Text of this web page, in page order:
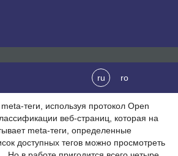
ru ro
Twitterизвлекают связанную веб-
, что позволяет отображать
meta-теги , используя протокол Open
веб-страниц, которая на
meta-теги, определенные
доступных тегов можно просмотреть